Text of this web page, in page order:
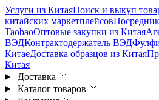
Услуги из КитаяПоиск и выкуп
китайских маркетплейсов
TaobaoОптовые закупки из Китая
ВЭДКонтрактодержатель ВЭД
КитаеДоставка образцов из Китая
Китая
Доставка
Каталог товаров